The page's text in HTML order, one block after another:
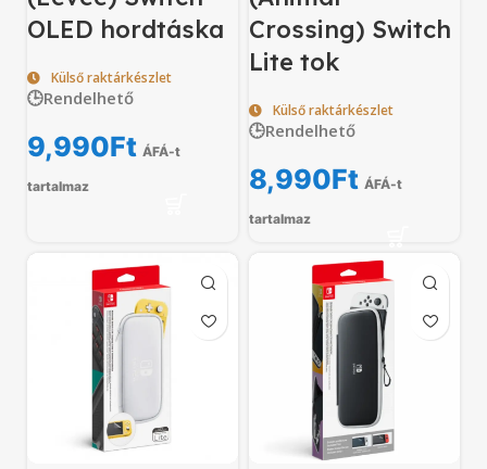
OLED hordtáska
Külső raktárkészlet
🕒Rendelhető
9,990Ft ÁFÁ-t
tartalmaz
Crossing) Switch
Lite tok
Külső raktárkészlet
🕒Rendelhető
8,990Ft ÁFÁ-t
tartalmaz